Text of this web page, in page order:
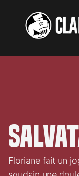
Floriane fait un